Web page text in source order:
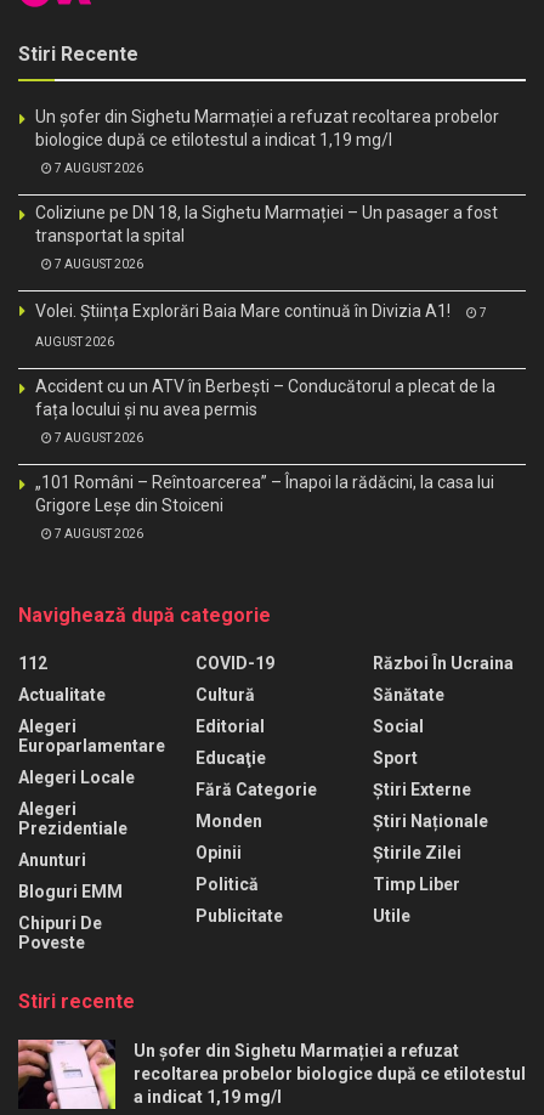
Stiri Recente
Un șofer din Sighetu Marmației a refuzat recoltarea probelor
biologice după ce etilotestul a indicat 1,19 mg/l
7 AUGUST 2026
Coliziune pe DN 18, la Sighetu Marmației – Un pasager a fost
transportat la spital
7 AUGUST 2026
Volei. Știința Explorări Baia Mare continuă în Divizia A1! 7
AUGUST 2026
Accident cu un ATV în Berbești – Conducătorul a plecat de la
fața locului și nu avea permis
7 AUGUST 2026
„101 Români – Reîntoarcerea” – Înapoi la rădăcini, la casa lui
Grigore Leșe din Stoiceni
7 AUGUST 2026
Navighează după categorie
112
Actualitate
Alegeri
Europarlamentare
Alegeri Locale
Alegeri
Prezidentiale
Anunturi
Bloguri EMM
Chipuri De
Poveste
COVID-19
Cultură
Editorial
Educaţie
Fără Categorie
Monden
Opinii
Politică
Publicitate
Război În Ucraina
Sănătate
Social
Sport
Știri Externe
Știri Naționale
Știrile Zilei
Timp Liber
Utile
Stiri recente
Un șofer din Sighetu Marmației a refuzat
recoltarea probelor biologice după ce etilotestul
a indicat 1,19 mg/l